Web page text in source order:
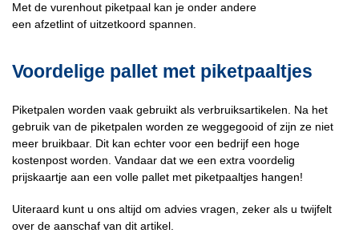
Met de vurenhout piketpaal kan je onder andere
een afzetlint of uitzetkoord spannen.
Voordelige pallet met piketpaaltjes
Piketpalen worden vaak gebruikt als verbruiksartikelen. Na het
gebruik van de piketpalen worden ze weggegooid of zijn ze niet
meer bruikbaar. Dit kan echter voor een bedrijf een hoge
kostenpost worden. Vandaar dat we een extra voordelig
prijskaartje aan een volle pallet met piketpaaltjes hangen!
Uiteraard kunt u ons altijd om advies vragen, zeker als u twijfelt
over de aanschaf van dit artikel.